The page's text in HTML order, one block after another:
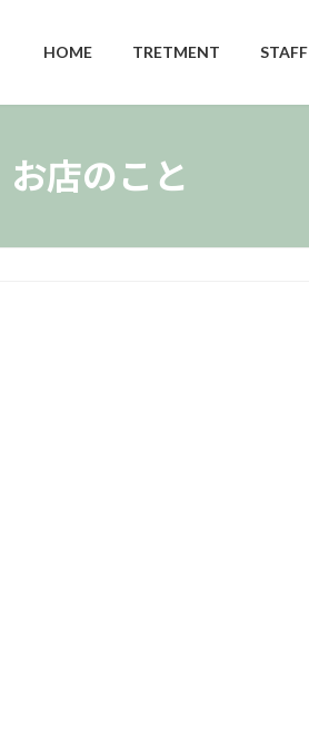
HOME TRETMENT STAFF
お店のこと